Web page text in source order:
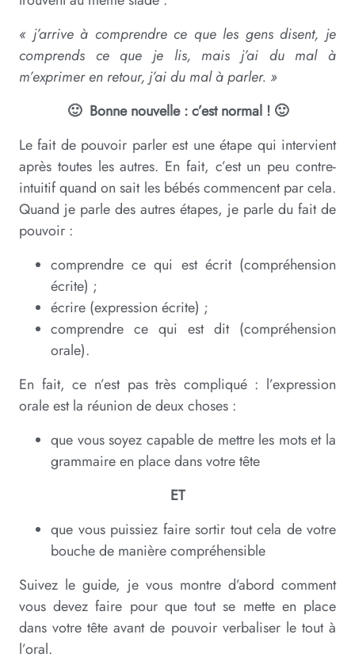
« j’arrive à comprendre ce que les gens disent, je
comprends ce que je lis, mais j’ai du mal à
m’exprimer en retour, j’ai du mal à parler. »
🙂 Bonne nouvelle : c’est normal ! 🙂
Le fait de pouvoir parler est une étape qui intervient
après toutes les autres. En fait, c’est un peu contre-
intuitif quand on sait les bébés commencent par cela.
Quand je parle des autres étapes, je parle du fait de
pouvoir :
comprendre ce qui est écrit (compréhension
écrite) ;
écrire (expression écrite) ;
comprendre ce qui est dit (compréhension
orale).
En fait, ce n’est pas très compliqué : l’expression
orale est la réunion de deux choses :
que vous soyez capable de mettre les mots et la
grammaire en place dans votre tête
ET
que vous puissiez faire sortir tout cela de votre
bouche de manière compréhensible
Suivez le guide, je vous montre d’abord comment
vous devez faire pour que tout se mette en place
dans votre tête avant de pouvoir verbaliser le tout à
l’oral.